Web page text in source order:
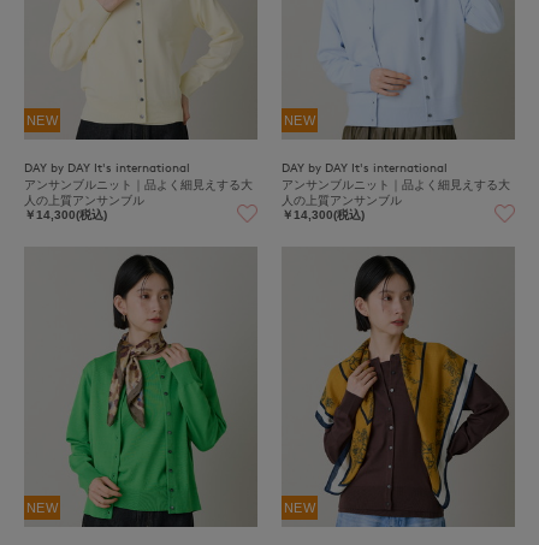
NEW
DAY by DAY It's international
アンサンブルニット｜品よく細見えする大
人の上質アンサンブル
￥14,300(税込)
NEW
DAY by DAY It's international
アンサンブルニット｜品よく細見えする大
人の上質アンサンブル
￥14,300(税込)
NEW NEW